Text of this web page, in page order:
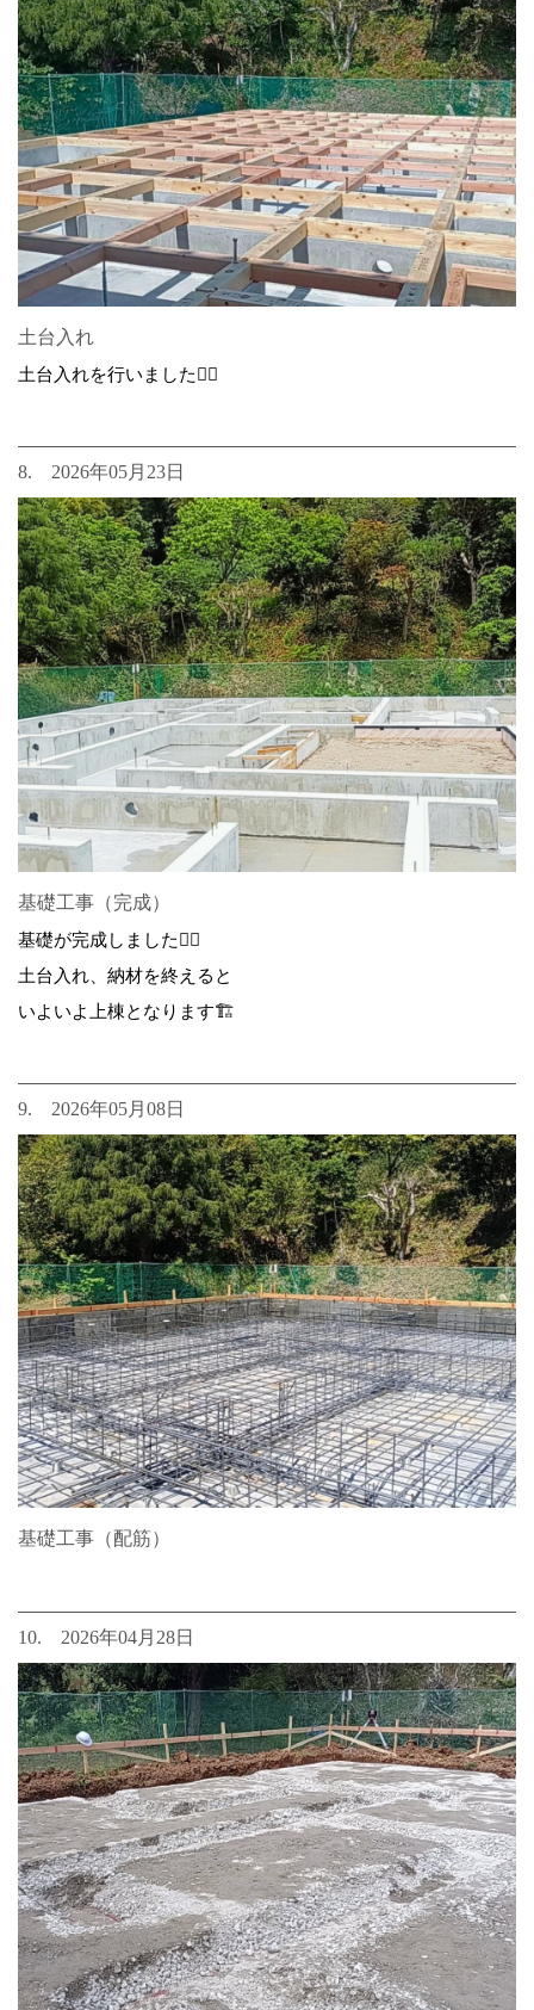
土台入れ
土台入れを行いました👷‍♂️
8. 2026年05月23日
基礎工事（完成）
基礎が完成しました👷‍♂️
土台入れ、納材を終えると
いよいよ上棟となります🏗️
9. 2026年05月08日
基礎工事（配筋）
10. 2026年04月28日